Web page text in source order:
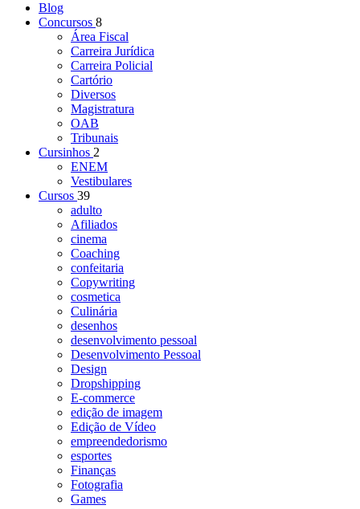
Blog
Concursos 8
Área Fiscal
Carreira Jurídica
Carreira Policial
Cartório
Diversos
Magistratura
OAB
Tribunais
Cursinhos 2
ENEM
Vestibulares
Cursos 39
adulto
Afiliados
cinema
Coaching
confeitaria
Copywriting
cosmetica
Culinária
desenhos
desenvolvimento pessoal
Desenvolvimento Pessoal
Design
Dropshipping
E-commerce
edição de imagem
Edição de Vídeo
empreendedorismo
esportes
Finanças
Fotografia
Games